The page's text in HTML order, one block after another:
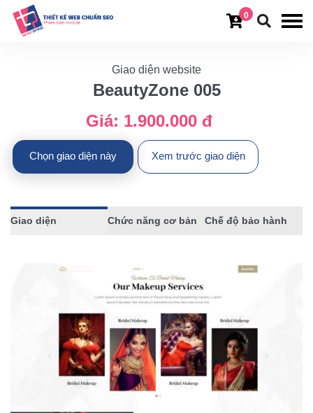
0
Giao diện website
BeautyZone 005
Giá: 1.900.000 đ
Chọn giao diện này Xem trước giao diện
Giao diện Chức năng cơ bản Chế độ bảo hành